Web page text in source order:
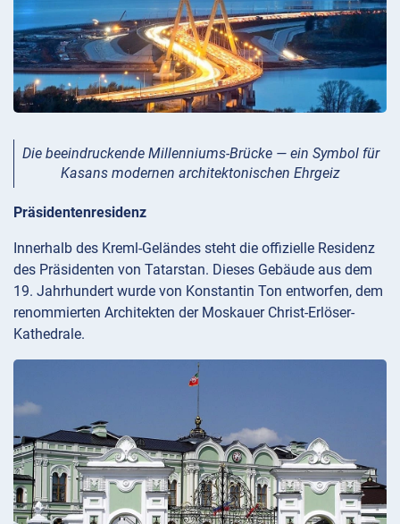
Die beeindruckende Millenniums-Brücke — ein Symbol für
Kasans modernen architektonischen Ehrgeiz
Präsidentenresidenz
Innerhalb des Kreml-Geländes steht die offizielle Residenz
des Präsidenten von Tatarstan. Dieses Gebäude aus dem
19. Jahrhundert wurde von Konstantin Ton entworfen, dem
renommierten Architekten der Moskauer Christ-Erlöser-
Kathedrale.